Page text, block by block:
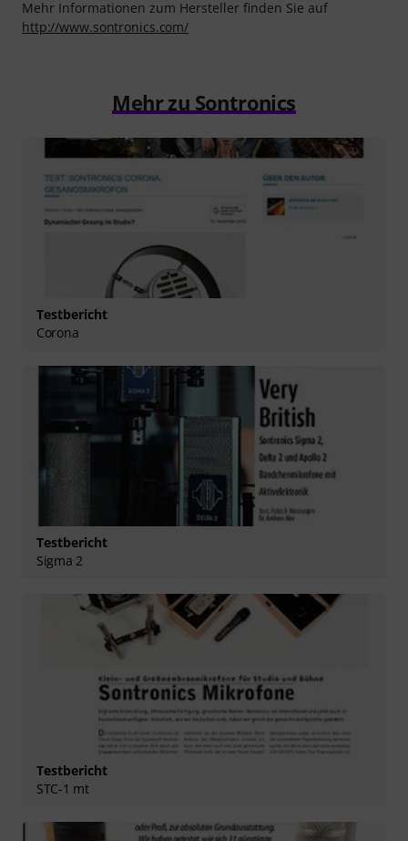
Mehr Informationen zum Hersteller finden Sie auf
http://www.sontronics.com/
Mehr zu Sontronics
Testbericht
Corona
Testbericht
Sigma 2
Testbericht
STC-1 mt